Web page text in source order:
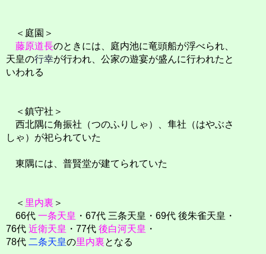
＜庭園＞
藤原道長のときには、庭内池に竜頭船が浮べられ、
天皇の行幸が行われ、公家の遊宴が盛んに行われたと
いわれる
＜鎮守社＞
西北隅に角振社（つのふりしゃ）、隼社（はやぶさ
しゃ）が祀られていた
東隅には、普賢堂が建てられていた
＜ 里内裏 ＞
66代 一条天皇 ・67代 三条天皇・69代 後朱雀天皇・
76代 近衛天皇 ・77代 後白河天皇 ・
78代 二条天皇の里内裏となる